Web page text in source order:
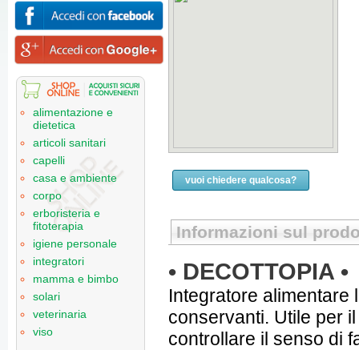
alimentazione e
dietetica
articoli sanitari
capelli
casa e ambiente
corpo
erboristeria e
fitoterapia
igiene personale
integratori
mamma e bimbo
solari
veterinaria
viso
vuoi chiedere qualcosa?
Informazioni sul
• DECOTTOPIA •
Integratore
conservanti. Utile per
controllare il senso di